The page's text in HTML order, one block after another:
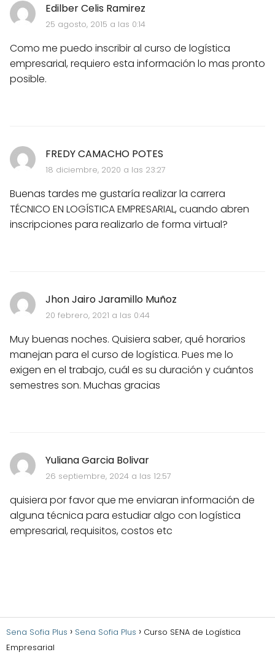
Edilber Celis Ramirez
25 agosto, 2015 a las 0:14
Como me puedo inscribir al curso de logística
empresarial, requiero esta información lo mas pronto
posible.
FREDY CAMACHO POTES
18 diciembre, 2020 a las 23:27
Buenas tardes me gustaría realizar la carrera
TÉCNICO EN LOGÍSTICA EMPRESARIAL, cuando abren
inscripciones para realizarlo de forma virtual?
Jhon Jairo Jaramillo Muñoz
20 febrero, 2021 a las 0:44
Muy buenas noches. Quisiera saber, qué horarios
manejan para el curso de logística. Pues me lo
exigen en el trabajo, cuál es su duración y cuántos
semestres son. Muchas gracias
Yuliana Garcia Bolivar
26 septiembre, 2024 a las 12:57
quisiera por favor que me enviaran información de
alguna técnica para estudiar algo con logística
empresarial, requisitos, costos etc
Sena Sofia Plus Sena Sofia Plus
Curso SENA de Logística
Empresarial